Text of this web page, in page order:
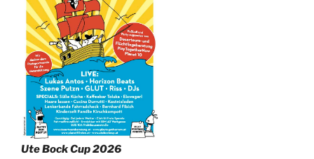
Ute Bock Cup 2026